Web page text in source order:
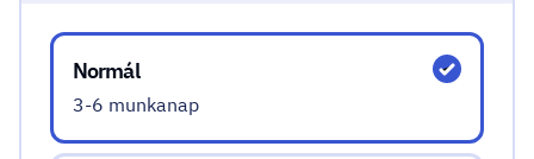
Válassz átfutási időt!
Normál
3-6 munkanap